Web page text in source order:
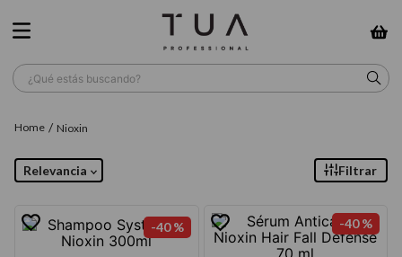
¿Qué estás buscando?
Nioxin
Relevancia Filtrar
-40 % -40 %
TÉRMINOS MÁS BUSCADOS
1. wella
. farmavita